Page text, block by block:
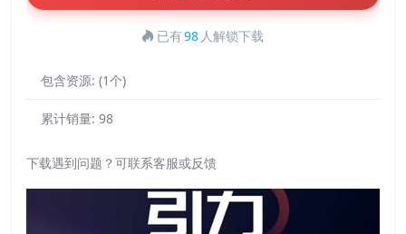
已有98 人解锁下载
包含资源: (1个)
累计销量: 98
下载遇到问题？可联系客服或反馈